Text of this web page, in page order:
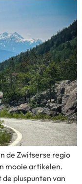
de Zwitserse regio
mooie artikelen.
pluspunten van